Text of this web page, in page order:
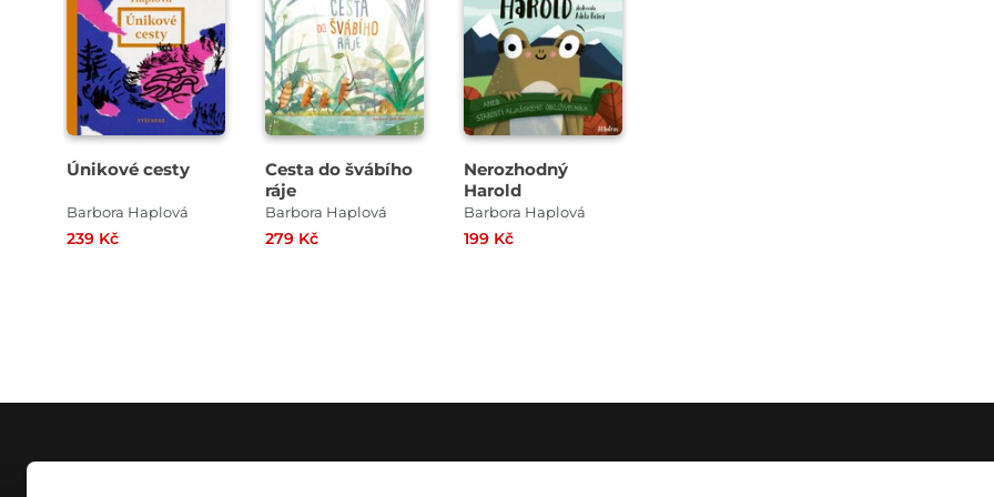
Únikové cesty
Barbora Haplová
239 Kč
Cesta do švábího
ráje
Barbora Haplová
279 Kč
Nerozhodný
Harold
Barbora Haplová
199 Kč